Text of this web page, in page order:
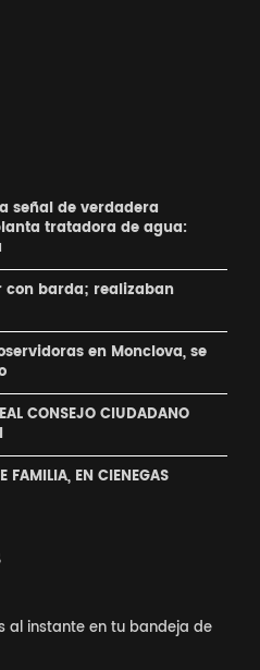
señal de verdadera
tratadora de agua:
con barda; realizaban
en Monclova, se
CONSEJO CIUDADANO
FAMILIA, EN CIENEGAS
al instante en tu bandeja de